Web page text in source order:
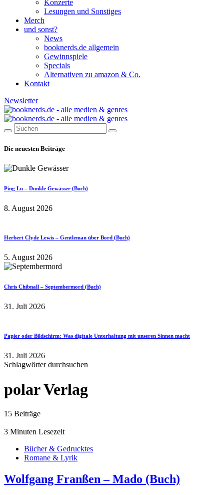
Konzerte
Lesungen und Sonstiges
Merch
und sonst?
News
booknerds.de allgemein
Gewinnspiele
Specials
Alternativen zu amazon & Co.
Kontakt
Newsletter
Die neuesten Beiträge
Ping Lu – Dunkle Gewässer (Buch)
8. August 2026
Herbert Clyde Lewis – Gentleman über Bord (Buch)
5. August 2026
Chris Chibnall – Septembermord (Buch)
31. Juli 2026
Papier oder Bildschirm: Was digitale Unterhaltung mit unseren Sinnen macht
31. Juli 2026
Schlagwörter durchsuchen
polar Verlag
15 Beiträge
3 Minuten Lesezeit
Bücher & Gedrucktes
Romane & Lyrik
Wolfgang Franßen – Mado (Buch)